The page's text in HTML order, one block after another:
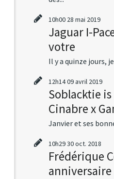
10h00 28 mai 2019
Jaguar I-
votre
Il y a quinze jours,
12h1409avril 2019
Soblacktie
Cinabre x
Janvier et ses
10h2930oct. 2018
Frédérique
anniversaire